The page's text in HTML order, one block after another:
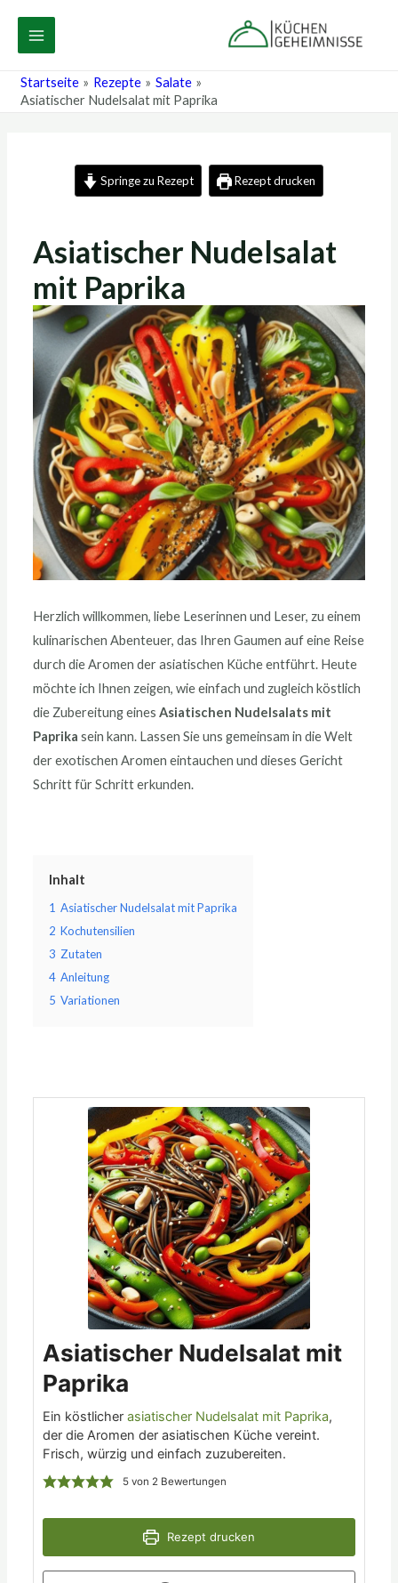
Inhalt
MAIN
MENU
Startseite Rezepte
Salate
Asiatischer Nudelsalat mit Paprika
Springe zu Rezept Rezept drucken
Asiatischer Nudelsalat
mit Paprika
Herzlich willkommen, liebe Leserinnen und Leser, zu einem
kulinarischen Abenteuer, das Ihren Gaumen auf eine Reise
durch die Aromen der asiatischen Küche entführt. Heute
möchte ich Ihnen zeigen, wie einfach und zugleich köstlich
die Zubereitung einesAsiatischen Nudelsalats mit
Paprika sein kann. Lassen Sie uns gemeinsam in die Welt
der exotischen Aromen eintauchen und dieses Gericht
Schritt für Schritt erkunden.
Inhalt
1 Asiatischer Nudelsalat mit Paprika
2 Kochutensilien
3 Zutaten
4 Anleitung
5 Variationen
Asiatischer Nudelsalat mit
Paprika
Ein köstlicherasiatischer Nudelsalat mit Paprika,
der die Aromen der asiatischen Küche vereint.
Frisch, würzig und einfach zuzubereiten.
5 von 2 Bewertungen
Rezept drucken
Minuten Minuten
Minuten